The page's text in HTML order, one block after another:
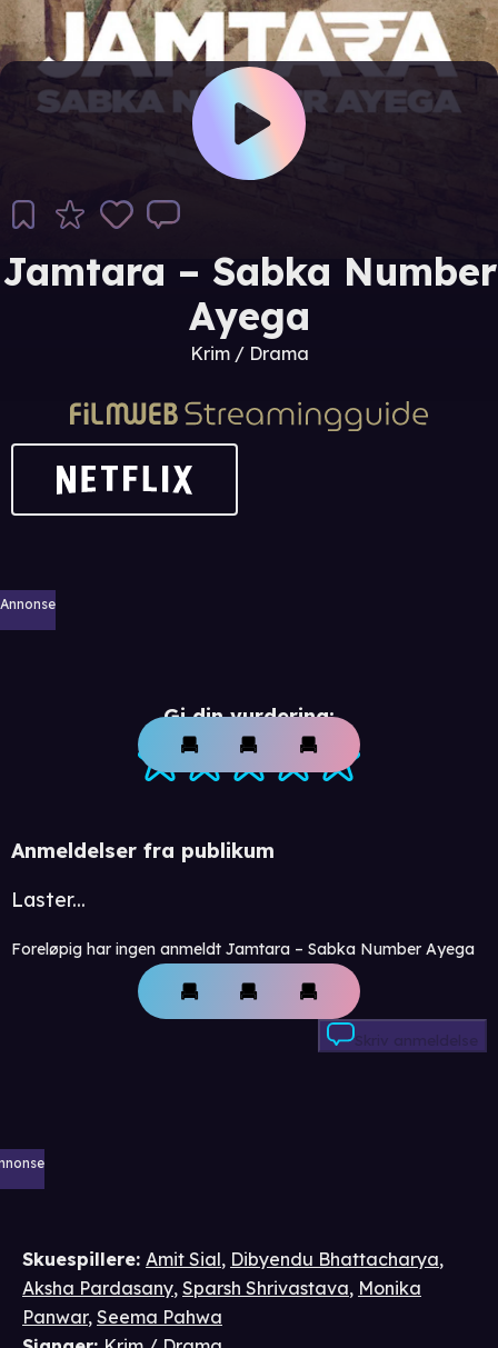
Jamtara – Sabka Number
Ayega
Krim / Drama
Annonse
Gi din vurdering:
Anmeldelser fra publikum
Laster...
Foreløpig har ingen anmeldt Jamtara – Sabka Number Ayega
Skriv anmeldelse
Skuespillere: Amit Sial, Dibyendu Bhattacharya,
Aksha Pardasany, Sparsh Shrivastava, Monika
Panwar, Seema Pahwa